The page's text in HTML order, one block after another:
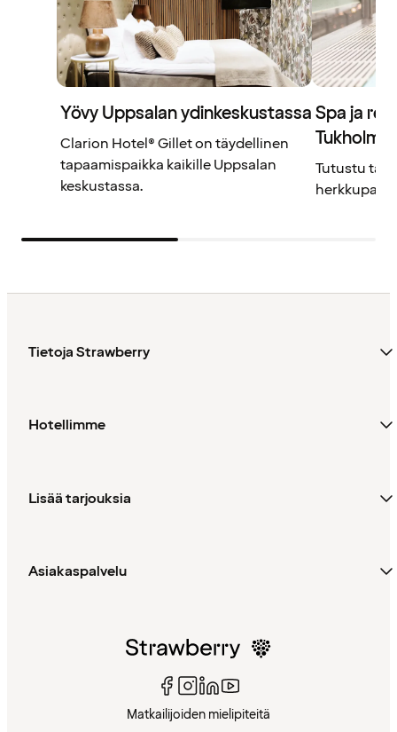
Yövy Uppsalan ydinkeskustassa
Clarion Hotel® Gillet on täydellinen
tapaamispaikka kaikille Uppsalan
keskustassa.
Spa ja
Tukholma
Tutustu
Tietoja Strawberry
Hotellimme
Lisää tarjouksia
Asiakaspalvelu
Matkailijoiden mielipiteitä